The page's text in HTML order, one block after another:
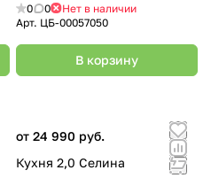
0 0
Нет в наличии
Арт. ЦБ-00057050
В корзину
от 24 990 руб.
Кухня 2,0 Селина